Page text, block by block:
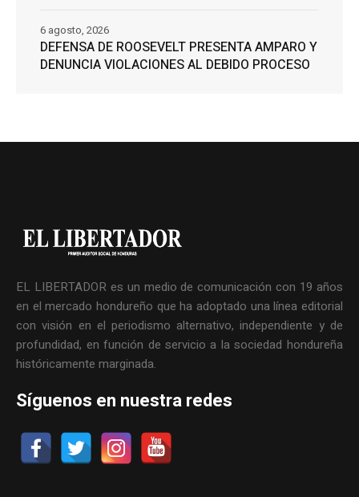
DEFENSA DE ROOSEVELT PRESENTA AMPARO Y
DENUNCIA VIOLACIONES AL DEBIDO PROCESO
6 agosto, 2026
EL LIBERTADOR es un medio de comunicación con 19 años
en el mercado hondureño que ha adoptado una línea editorial
con visión en el periodismo alternativo, independiente y de
profundidad, en función de servicio a la sociedad hondureña
históricamente marginada.
Síguenos en nuestra redes